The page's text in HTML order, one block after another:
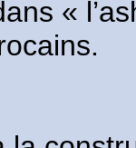
«